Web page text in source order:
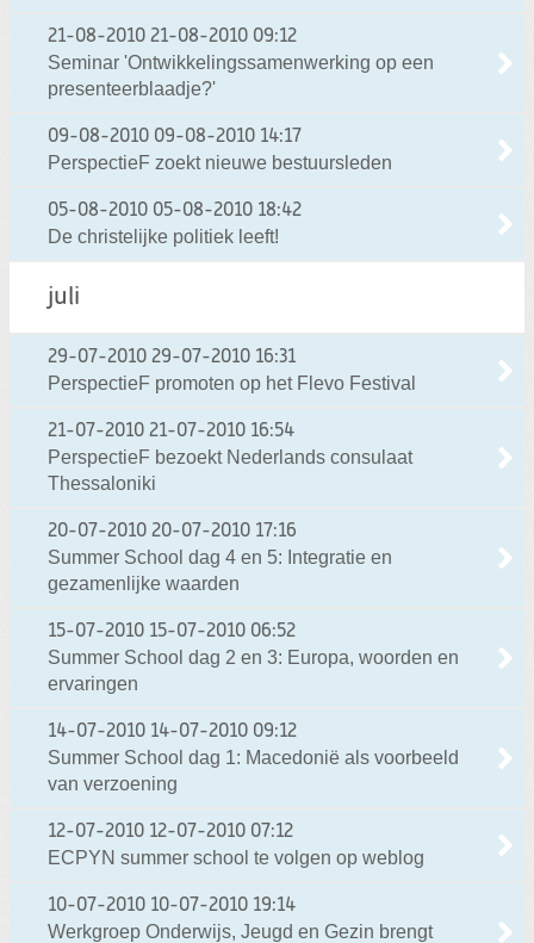
21-08-2010 21-08-2010 09:12
Seminar 'Ontwikkelingssamenwerking op een
presenteerblaadje?'
09-08-2010 09-08-2010 14:17
PerspectieF zoekt nieuwe bestuursleden
05-08-2010 05-08-2010 18:42
De christelijke politiek leeft!
juli
29-07-2010 29-07-2010 16:31
PerspectieF promoten op het Flevo Festival
21-07-2010 21-07-2010 16:54
PerspectieF bezoekt Nederlands consulaat
Thessaloniki
20-07-2010 20-07-2010 17:16
Summer School dag 4 en 5: Integratie en
gezamenlijke waarden
15-07-2010 15-07-2010 06:52
Summer School dag 2 en 3: Europa, woorden en
ervaringen
14-07-2010 14-07-2010 09:12
Summer School dag 1: Macedonië als voorbeeld
van verzoening
12-07-2010 12-07-2010 07:12
ECPYN summer school te volgen op weblog
10-07-2010 10-07-2010 19:14
Werkgroep Onderwijs, Jeugd en Gezin brengt